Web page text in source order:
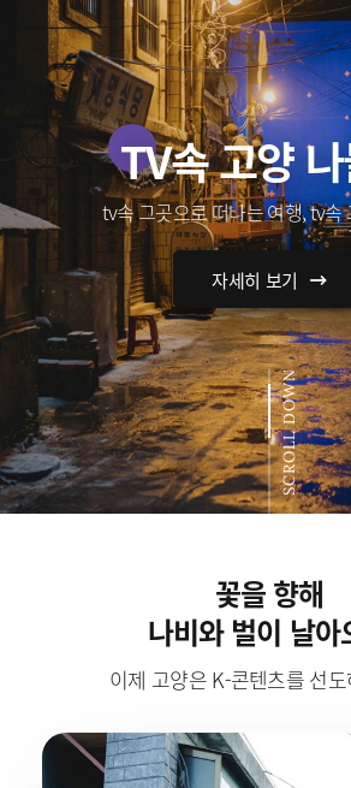
TV속 고양
tv속 그곳으로 떠나는 여행, tv속
자세히 보기
SCROLL DOWN
꽃을 향해
나비와 벌이 날아
이제 고양은 K-콘텐츠를 선